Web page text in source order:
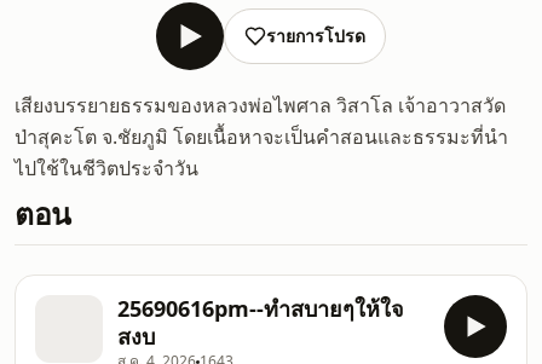
รายการโปรด
เสียงบรรยายธรรมของหลวงพ่อไพศาล วิสาโล เจ้าอาวาสวัด
ป่าสุคะโต จ.ชัยภูมิ โดยเนื้อหาจะเป็นคำสอนและธรรมะที่นำ
ไปใช้ในชีวิตประจำวัน
ตอน
25690616pm--ทำสบายๆให้ใจ
สงบ